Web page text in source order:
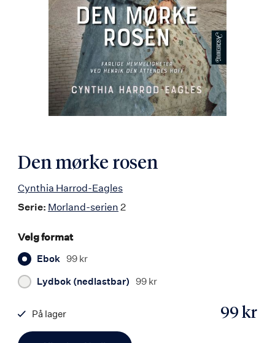
Den mørke rosen
Cynthia Harrod-Eagles
Serie: Morland-serien 2
Velg format
Ebok 99 kr
Lydbok (nedlastbar) 99 kr
99 kr
På lager
9788203396083